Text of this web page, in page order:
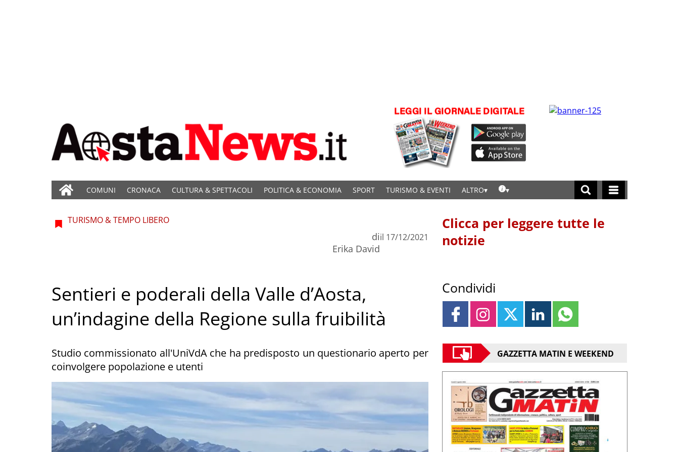
COMUNI CRONACA CULTURA & SPETTACOLI POLITICA & ECONOMIA SPORT TURISMO & EVENTI ALTRO
TURISMO & TEMPO LIBERO
di
Erika David
il 17/12/2021
Sentieri e poderali della Valle d’Aosta,
un’indagine della Regione sulla fruibilità
Studio commissionato all'UniVdA che ha predisposto un questionario aperto per
coinvolgere popolazione e utenti
Clicca per leggere tutte le
notizie
Condividi
GAZZETTA MATIN E WEEKEND